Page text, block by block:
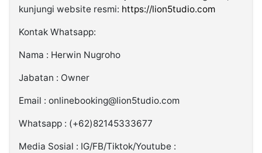
kunjungi website resmi: https://lion5tudio.com
Kontak Whatsapp:
Nama : Herwin Nugroho
Jabatan : Owner
Email : onlinebooking@lion5tudio.com
Whatsapp : (+62)82145333677
Media Sosial : IG/FB/Tiktok/Youtube :